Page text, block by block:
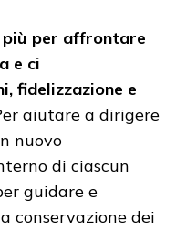
più per affrontare
e ci
fidelizzazione e
aiutare a dirigere
nuovo
di ciascun
guidare e
conservazione dei